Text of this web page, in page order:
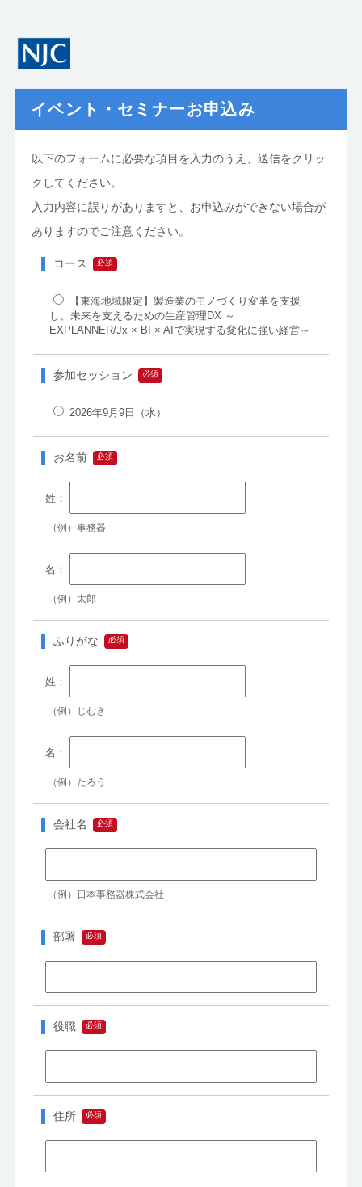
イベント・セミナーお申込み
以下のフォームに必要な項目を入力のうえ、送信をクリッ
クしてください。
入力内容に誤りがありますと、お申込みができない場合が
ありますのでご注意ください。
コース
【東海地域限定】製造業のモノづくり変革を支援
し、未来を支えるための生産管理DX ～
EXPLANNER/Jx × BI × AIで実現する変化に強い経営～
参加セッション
2026年9月9日（水）
お名前
（例）事務器
（例）太郎
ふりがな
（例）じむき
（例）たろう
会社名
（例）日本事務器株式会社
部署
役職
住所